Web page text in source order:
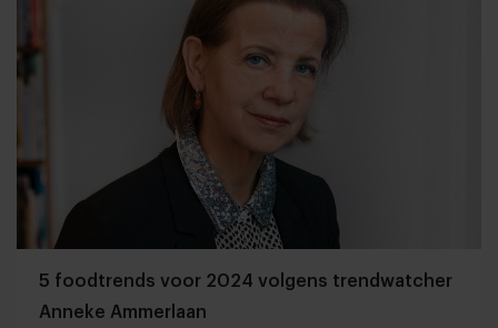
5 foodtrends voor 2024 volgens trendwatcher
Anneke Ammerlaan